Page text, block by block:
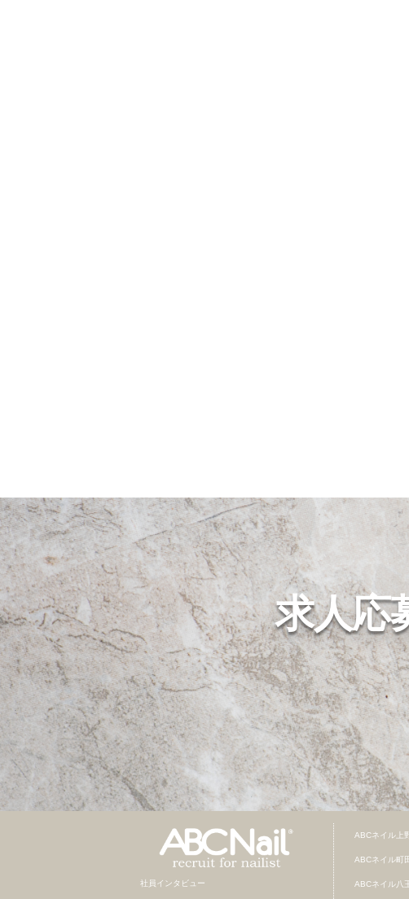
求人応
社員インタビュー
ABCネイル上
ABCネイル町
ABCネイル八